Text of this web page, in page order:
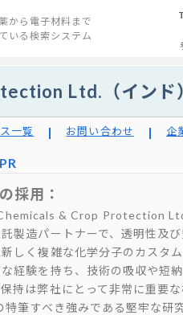
から電子材料まで
いる検索システム
Ltd.（インド
一覧 お問い合わせ 企
採用：
& Crop Protection
製造パートナーで、透明性及
しく複雑な化学分子のカスタ
な経験を持ち、技術の吸収や短
持は弊社にとって非常に重要な
特筆すべき強みである堅牢な研